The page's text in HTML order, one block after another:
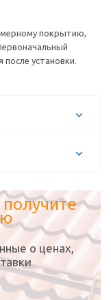
покрытию,
установки.
получите
о ценах,